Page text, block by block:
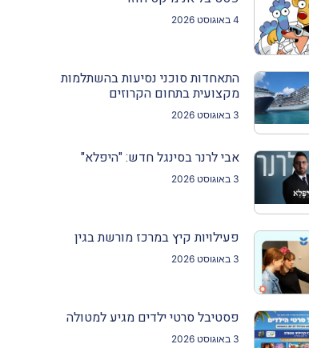
4 באוגוסט 2026
התאחדות סוכני נסיעות בהשתלמות
מקצועית בתחום הקרוזים
3 באוגוסט 2026
אבי לרנר בסינגל חדש: "היפלא"
3 באוגוסט 2026
פעילויות קיץ במרכז מורשת בגין
3 באוגוסט 2026
פסטיבל סרטי ילדים מגיע למטולה
3 באוגוסט 2026